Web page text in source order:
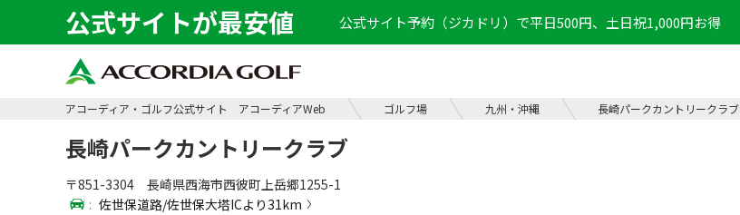
公式サイトが最安値 公式サイト予約（ジカドリ）で平日500円、土日祝1,000円お得
アコーディア・ゴルフ公式サイト アコーディアWeb ゴルフ場 九州・沖縄 長崎パークカントリークラブ
長崎パークカントリークラブ
〒851-3304 長崎県西海市西彼町上岳郷1255-1
: 佐世保道路/佐世保大塔ICより31km